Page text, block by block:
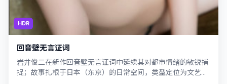
HDR
回音壁无言证词
岩井俊二在新作回音壁无言证词中延续其对都市情绪的敏锐捕
捉；故事扎根于日本（东京）的日常空间，类型定位为文艺。